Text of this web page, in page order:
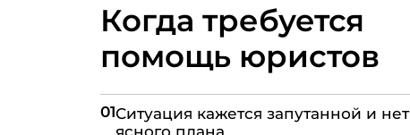
Когда требуется
помощь юристов
01Ситуация кажется запутанной и нет